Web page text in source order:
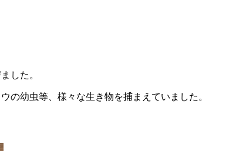
した。
の幼虫等、様々な生き物を捕まえていました。